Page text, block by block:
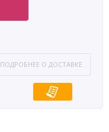
ПОДРОБНЕЕ О ДОСТАВКЕ